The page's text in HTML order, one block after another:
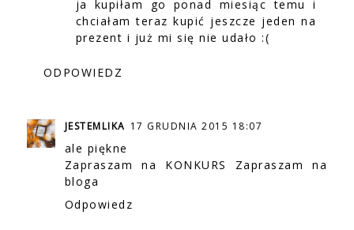
ja kupiłam go ponad miesiąc temu i
chciałam teraz kupić jeszcze jeden na
prezent i już mi się nie udało :(
ODPOWIEDZ
JESTEMLIKA 17 GRUDNIA 2015 18:07
ale piękne
Zapraszam na KONKURS Zapraszam na
bloga
Odpowiedz